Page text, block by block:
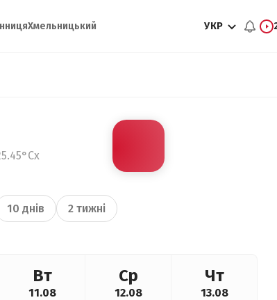
Хмельницький УКР
10 днів 2 тижні
Вт
11.08
Ср
12.08
Чт
13.08